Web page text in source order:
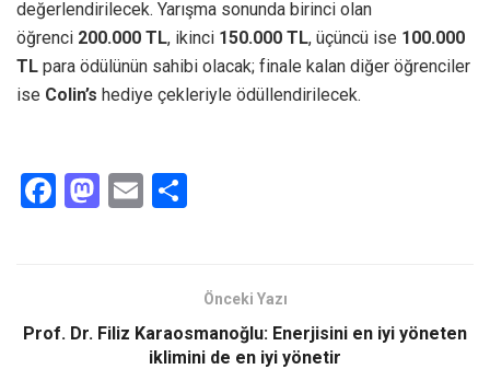
değerlendirilecek. Yarışma sonunda birinci olan
öğrenci 200.000 TL, ikinci 150.000 TL, üçüncü ise 100.000
TL para ödülünün sahibi olacak; finale kalan diğer öğrenciler
ise Colin’s hediye çekleriyle ödüllendirilecek.
F
o
M
d
E
Önceki Yazı
Prof. Dr. Filiz Karaosmanoğlu: Enerjisini en iyi yöneten
iklimini de en iyi yönetir